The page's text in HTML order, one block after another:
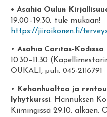
• Asahia Oulun
19.00–19.30; tule mukaan!
https://jiiroikonen.fi/
•Asahia Caritas-Kodissa
10.30–11.30
OUKALI, puh. 045-2116791
•
Kehonhuoltoa ja
lyhytkurssi. Hannuksen
Kiimingissä 29.10. alkaen.